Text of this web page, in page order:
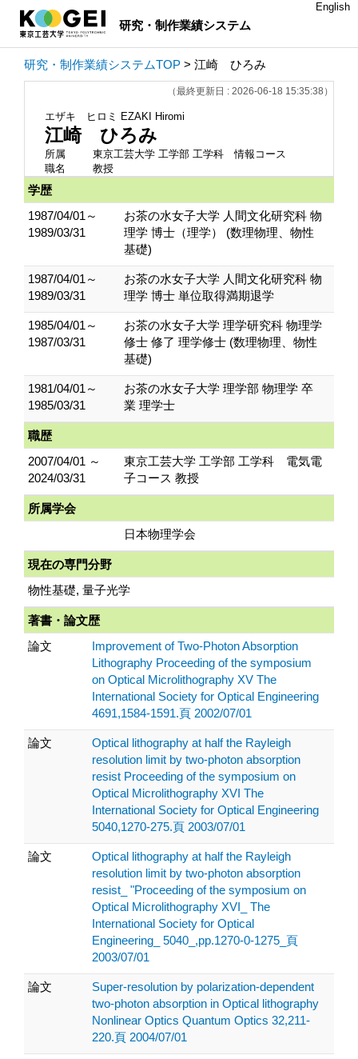
研究・制作業績システム
English
研究・制作業績システムTOP > 江崎 ひろみ
（最終更新日 : 2026-06-18 15:35:38）
エザキ ヒロミ EZAKI Hiromi
江崎 ひろみ
所属
東京工芸大学 工学部 工学科 情報コース
職名
教授
学歴
1987/04/01～
1989/03/31
お茶の水女子大学 人間文化研究科 物
理学 博士（理学） (数理物理、物性
基礎)
1987/04/01～
1989/03/31
お茶の水女子大学 人間文化研究科 物
理学 博士 単位取得満期退学
1985/04/01～
1987/03/31
お茶の水女子大学 理学研究科 物理学
修士 修了 理学修士 (数理物理、物性
基礎)
1981/04/01～
1985/03/31
お茶の水女子大学 理学部 物理学 卒
業 理学士
職歴
2007/04/01 ～
2024/03/31
東京工芸大学 工学部 工学科 電気電
子コース 教授
所属学会
日本物理学会
現在の専門分野
物性基礎, 量子光学
著書・論文歴
論文
Improvement of Two-Photon Absorption
Lithography Proceeding of the symposium
on Optical Microlithography XV The
International Society for Optical Engineering
4691,1584-1591.頁 2002/07/01
論文
Optical lithography at half the Rayleigh
resolution limit by two-photon absorption
resist Proceeding of the symposium on
Optical Microlithography XVI The
International Society for Optical Engineering
5040,1270-275.頁 2003/07/01
論文
Optical lithography at half the Rayleigh
resolution limit by two-photon absorption
resist_ "Proceeding of the symposium on
Optical Microlithography XVI_ The
International Society for Optical
Engineering_ 5040_,pp.1270-0-1275_頁
2003/07/01
論文
Super-resolution by polarization-dependent
two-photon absorption in Optical lithography
Nonlinear Optics Quantum Optics 32,211-
220.頁 2004/07/01